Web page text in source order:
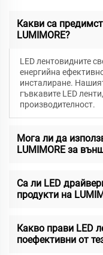
Какви са
LUMIMORE?
LED лентовидните
енергийна
инсталиране.
гъвкавите LED
производителност.
Мога ли да
LUMIMORE за
Са ли LED
продукти на
Какво прави LED
поефективни от